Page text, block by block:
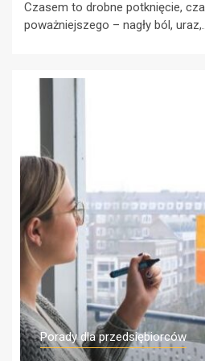
Czasem to drobne potknięcie,
poważniejszego – nagły ból,
Porady dla przedsiębiorców
Jak